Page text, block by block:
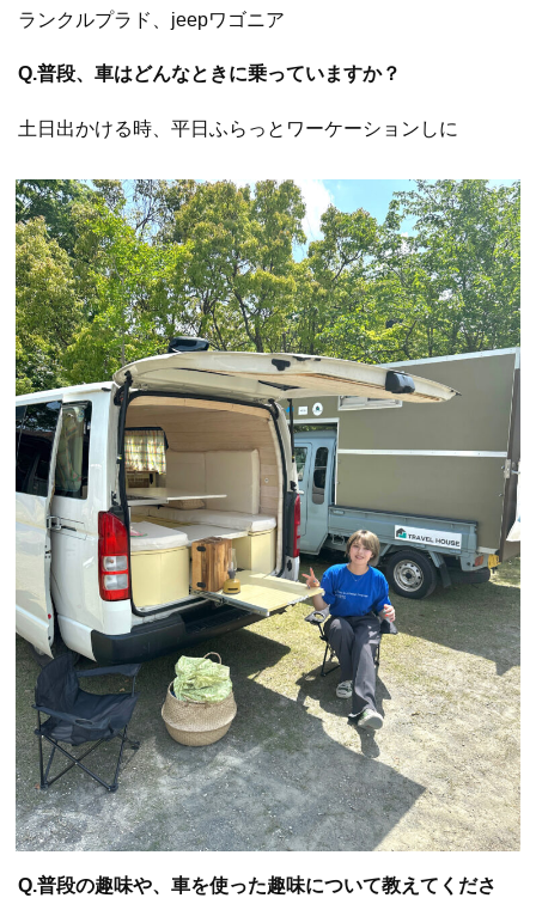
ランクルプラド、jeepワゴニア
Q.普段、車はどんなときに乗っていますか？
土日出かける時、平日ふらっとワーケーションしに
Q.普段の趣味や、車を使った趣味について教えてくださ